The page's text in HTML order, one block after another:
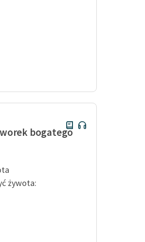
bogatego
żywota: